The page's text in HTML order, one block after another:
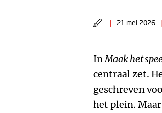
| 21 mei 2026 |
InMaak het
centraal zet.
geschreven
het plein.